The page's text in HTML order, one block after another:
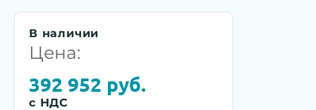
В наличии
Цена:
392 952 руб.
с НДС